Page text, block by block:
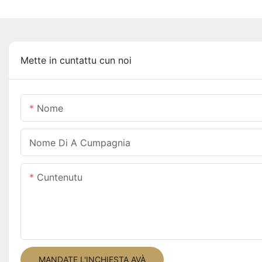
Mette in cuntattu cun noi
Nome
Nome Di A Cumpagnia
Cuntenutu
MANDATE L'INCHIESTA AVÀ